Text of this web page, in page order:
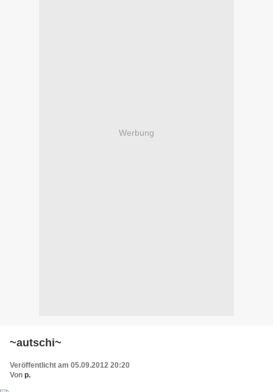
Werbung
~autschi~
Veröffentlicht am 05.09.2012 20:20
Von p.